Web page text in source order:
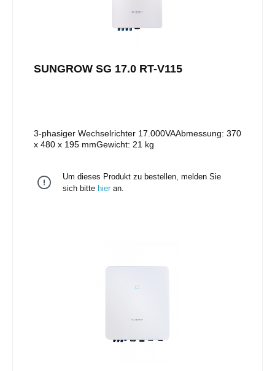
SUNGROW SG 17.0 RT-V115
3-phasiger Wechselrichter 17.000VAAbmessung: 370
x 480 x 195 mmGewicht: 21 kg
Um dieses Produkt zu bestellen, melden Sie
sich bitte hier an.